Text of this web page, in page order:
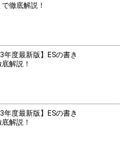
徹底解説！
年度最新版】ESの書き
解説！
年度最新版】ESの書き
解説！